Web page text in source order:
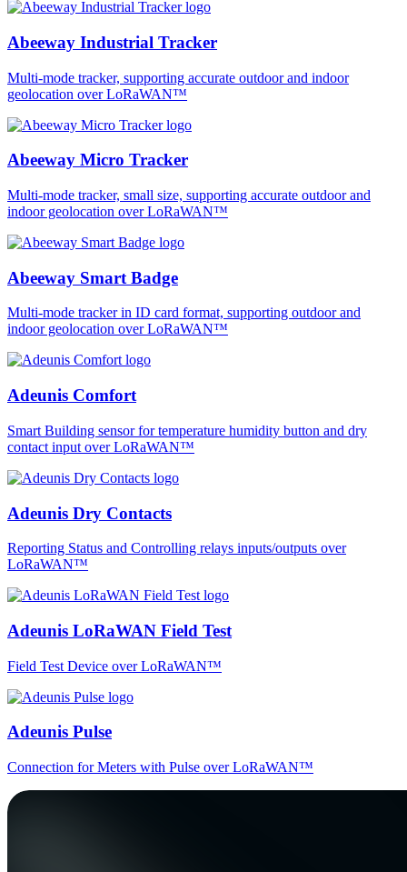
Abeeway Industrial Tracker
Multi-mode tracker, supporting accurate outdoor and indoor
geolocation over LoRaWAN™
Abeeway Micro Tracker
Multi-mode tracker, small size, supporting accurate outdoor and
indoor geolocation over LoRaWAN™
Abeeway Smart Badge
Multi-mode tracker in ID card format, supporting outdoor and
indoor geolocation over LoRaWAN™
Adeunis Comfort
Smart Building sensor for temperature humidity button and dry
contact input over LoRaWAN™
Adeunis Dry Contacts
Reporting Status and Controlling relays inputs/outputs over
LoRaWAN™
Adeunis LoRaWAN Field Test
Field Test Device over LoRaWAN™
Adeunis Pulse
Connection for Meters with Pulse over LoRaWAN™